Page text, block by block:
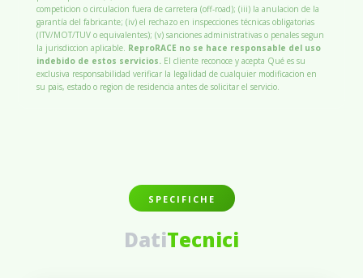
competicion o circulacion fuera de carretera (off-road); (iii) la anulacion de la
garantía del fabricante; (iv) el rechazo en inspecciones técnicas obligatorias
(ITV/MOT/TUV o equivalentes); (v) sanciones administrativas o penales segun
la jurisdiccion aplicable. ReproRACE no se hace responsable del uso
indebido de estos servicios. El cliente reconoce y acepta Qué es su
exclusiva responsabilidad verificar la legalidad de cualquier modificacion en
su pais, estado o region de residencia antes de solicitar el servicio.
SPECIFICHE
DatiTecnici